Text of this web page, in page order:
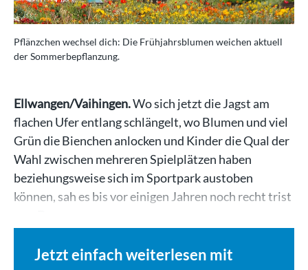
Pflänzchen wechsel dich: Die Frühjahrsblumen weichen aktuell
der Sommerbepflanzung.
Ellwangen/Vaihingen.Wo sich jetzt die Jagst am
flachen Ufer entlang schlängelt, wo Blumen und viel
Grün die Bienchen anlocken und Kinder die Qual der
Wahl zwischen mehreren Spielplätzen haben
beziehungsweise sich im Sportpark austoben
können, sah es bis vor einigen Jahren noch recht trist
Jetzt einfach weiterlesen mit